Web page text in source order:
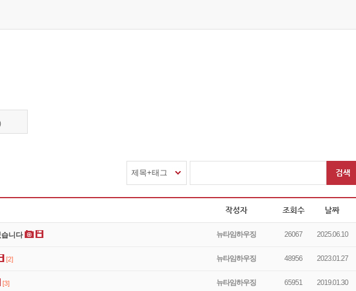
제목+태그
니다 뉴타임하우징 26067 2025.06.10
[2] 뉴타임하우징 48956 2023.01.27
[3] 뉴타임하우징 65951 2019.01.30